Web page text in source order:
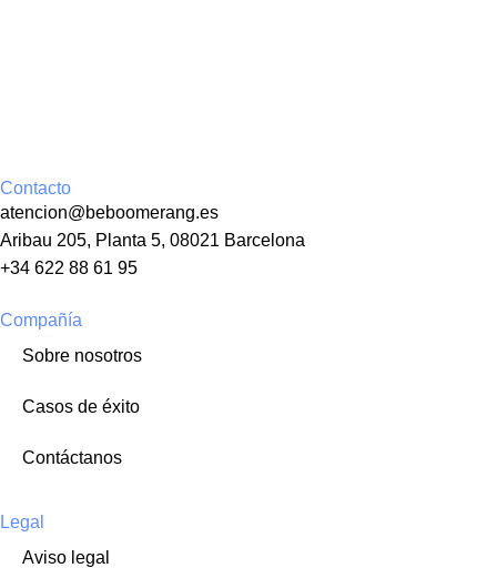
Contacto
atencion@beboomerang.es
Aribau 205, Planta 5, 08021 Barcelona
+34 622 88 61 95
Compañía
Sobre nosotros
Casos de éxito
Contáctanos
Legal
Aviso legal